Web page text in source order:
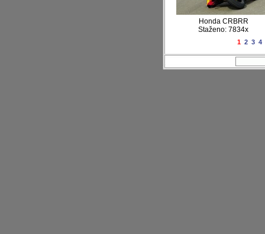
Honda CRBRR
Staženo: 7834x
1 2 3 4